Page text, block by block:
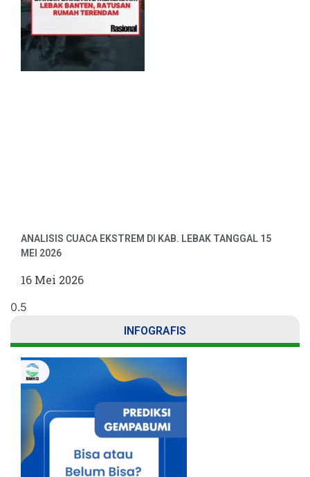
ANALISIS CUACA EKSTREM DI KAB. LEBAK TANGGAL 15
MEI 2026
16 Mei 2026
INFOGRAFIS